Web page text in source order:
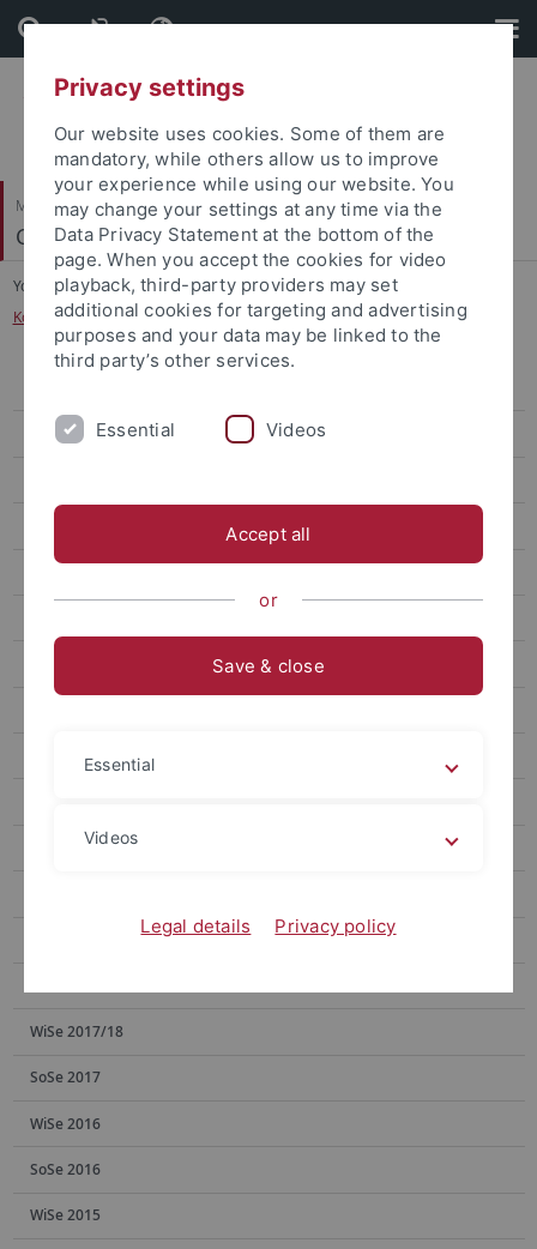
Skip
to
content
Skip
to
footer
Mathematisch-Naturwissenschaftliche Fakultät
Cognitive Modeling
You are here: Startseite
...
Kolloquium: Forschungskolloquium Kognitionswissenschaft
WiSe 2024/25
WiSe 2020/21
WiSe 2019/20
WiSe 2017/18
SoSe 2017
WiSe 2016
SoSe 2016
WiSe 2015
Privacy settings
Our website uses cookies. Some of them are
mandatory, while others allow us to improve
your experience while using our website. You
may change your settings at any time via the
Data Privacy Statement at the bottom of the
page. When you accept the cookies for video
playback, third-party providers may set
additional cookies for targeting and advertising
purposes and your data may be linked to the
third party’s other services.
Essential Videos
Accept all
or
Save & close
Essential
Videos
Legal details Privacy policy